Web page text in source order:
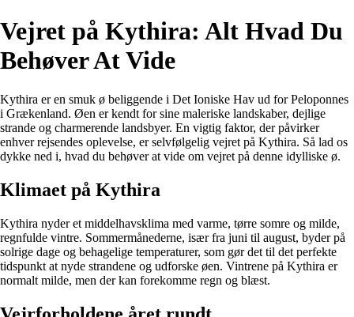
Vejret på Kythira: Alt Hvad Du
Behøver At Vide
Kythira er en smuk ø beliggende i Det Ioniske Hav ud for Peloponnes
i Grækenland. Øen er kendt for sine maleriske landskaber, dejlige
strande og charmerende landsbyer. En vigtig faktor, der påvirker
enhver rejsendes oplevelse, er selvfølgelig vejret på Kythira. Så lad os
dykke ned i, hvad du behøver at vide om vejret på denne idylliske ø.
Klimaet på Kythira
Kythira nyder et middelhavsklima med varme, tørre somre og milde,
regnfulde vintre. Sommermånederne, især fra juni til august, byder på
solrige dage og behagelige temperaturer, som gør det til det perfekte
tidspunkt at nyde strandene og udforske øen. Vintrene på Kythira er
normalt milde, men der kan forekomme regn og blæst.